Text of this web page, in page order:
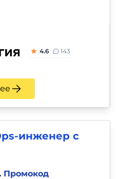
4.6 143
инженер с
Промокод